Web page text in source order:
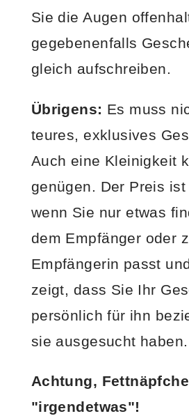
Sie die Augen
gegebenenfalls
gleich aufschreiben.
Übrigens: Es muss
teures, exklusives
Auch eine Kleinigkeit
genügen. Der Preis
wenn Sie nur etwas
dem Empfänger oder
Empfängerin passt
zeigt, dass Sie Ihr
persönlich für ihn
sie ausgesucht haben.
Achtung,
"irgendetwas"!